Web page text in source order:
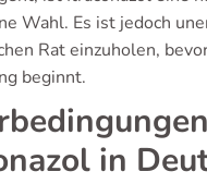
Wahl. Es ist jedoch
Rat einzuholen,
beginnt.
in